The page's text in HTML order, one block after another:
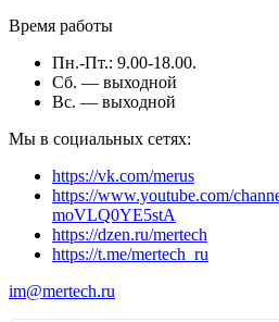
Время работы
Пн.-Пт.: 9.00-18.00.
Сб. — выходной
Вс. — выходной
Мы в социальных сетях:
https://vk.com/merus
https://www.youtube.com/
moVLQ0YE5stA
https://dzen.ru/mertech
https://t.me/mertech_ru
im@mertech.ru